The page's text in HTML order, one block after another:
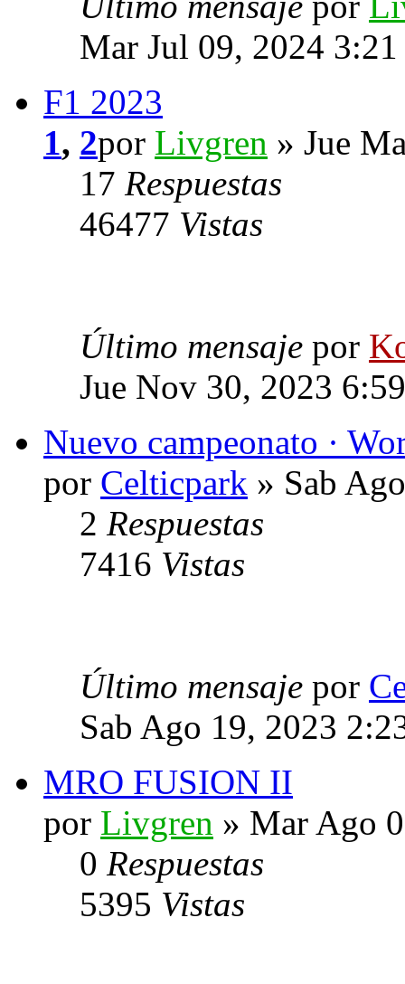
Mar Jul 09, 2024
F1 2023
1, 2por Livgren » Jue
17 Respuestas
46477 Vistas
Último mensaje por
Jue Nov 30, 2023
Nuevo campeonato ·
por Celticpark » Sab
2 Respuestas
7416 Vistas
Último mensaje por
Sab Ago 19, 2023
MRO FUSION II
por Livgren » Mar Ago
0 Respuestas
5395 Vistas